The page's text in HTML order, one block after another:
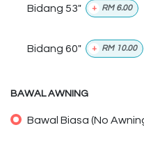
Bidang 53" + RM 6.00
Bidang 60" + RM 10.00
BAWAL AWNING
Bawal Biasa (No